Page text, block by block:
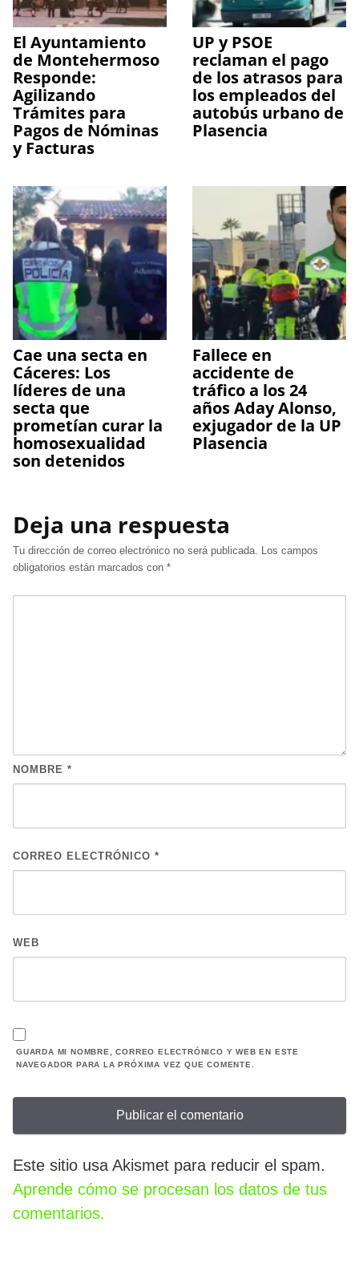
El Ayuntamiento
de Montehermoso
Responde:
Agilizando
Trámites para
Pagos de Nóminas
y Facturas
UP y PSOE
reclaman el pago
de los atrasos para
los empleados del
autobús urbano de
Plasencia
Cae una secta en
Cáceres: Los
líderes de una
secta que
prometían curar la
homosexualidad
son detenidos
Fallece en
accidente de
tráfico a los 24
años Aday Alonso,
exjugador de la UP
Plasencia
Deja una respuesta
Tu dirección de correo electrónico no será publicada. Los campos
obligatorios están marcados con *
NOMBRE *
CORREO ELECTRÓNICO *
WEB
GUARDA MI NOMBRE, CORREO ELECTRÓNICO Y WEB EN ESTE
NAVEGADOR PARA LA PRÓXIMA VEZ QUE COMENTE.
Este sitio usa Akismet para reducir el spam.
Aprende cómo se procesan los datos de tus
comentarios.